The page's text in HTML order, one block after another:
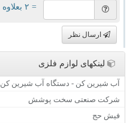
= ۲ بعلاوه ۱
ارسال نظر
لینکهای لوازم فلزی
آب شیرین کن - دستگاه آب شیرین کن
شرکت صنعتی سخت پوشش
فیش حج